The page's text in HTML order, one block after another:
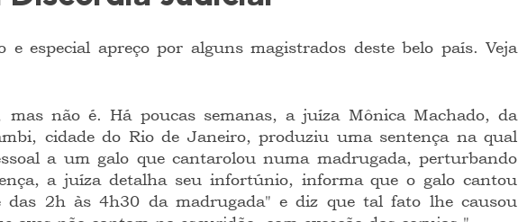
cidade do Rio de Janeiro, produziu uma sentença na qual
a um galo que cantarolou numa madrugada, perturbando
a juíza detalha seu infortúnio, informa que o galo cantou
das 2h às 4h30 da madrugada" e diz que tal fato lhe causou